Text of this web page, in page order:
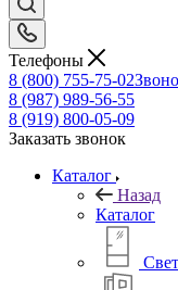
Телефоны
8 (800) 755-75-02
8 (987) 989-56-55
8 (919) 800-05-09
Заказать звонок
Каталог
Назад
Каталог